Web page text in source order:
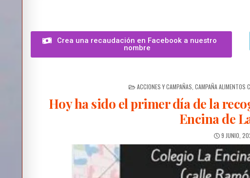
Crea una recaudación en Facebook a nuestro
nombre
ACCIONES Y CAMPAÑAS ,CAMPAÑA ALIMENTOS
Hoy ha sido el primer día de la
Encina de
9 JUNIO,